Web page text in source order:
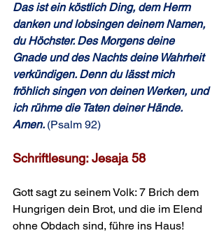
Das ist ein köstlich Ding, dem Herrn
danken und lobsingen deinem Namen,
du Höchster. Des Morgens deine
Gnade und des Nachts deine Wahrheit
verkündigen. Denn du lässt mich
fröhlich singen von deinen Werken, und
ich rühme die Taten deiner Hände.
Amen. (Psalm 92)
Schriftlesung: Jesaja 58
Gott sagt zu seinem Volk: 7 Brich dem
Hungrigen dein Brot, und die im Elend
ohne Obdach sind, führe ins Haus!